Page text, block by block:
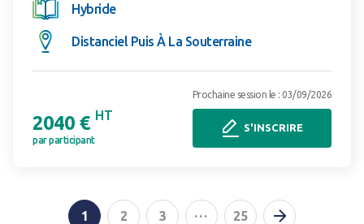
Hybride
Distanciel Puis À La Souterraine
2040 € HT
par participant
Prochaine session le : 03/09/2026
S'INSCRIRE
1 2 3 ... 25 Page